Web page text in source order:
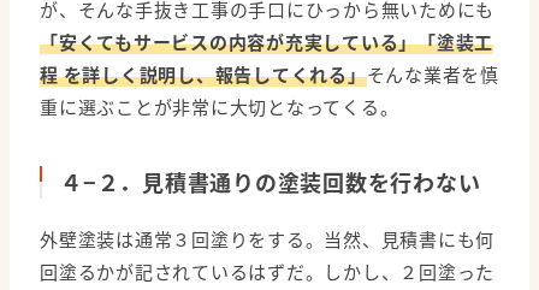
が、そんな手抜き工事の手口にひっから無いためにも
「安くてもサービスの内容が充実している」「塗装工
程 を詳しく説明し、報告してくれる」そんな業者を慎
重に選ぶことが非常に大切となってくる。
４−２．見積書通りの塗装回数を行わない
外壁塗装は通常３回塗りをする。当然、見積書にも何
回塗るかが記されているはずだ。しかし、２回塗った